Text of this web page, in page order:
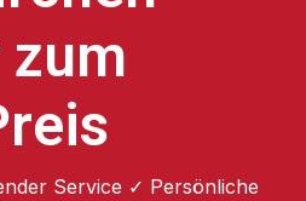
Service ✓ Persönliche